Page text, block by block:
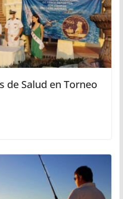
de Salud en Torneo